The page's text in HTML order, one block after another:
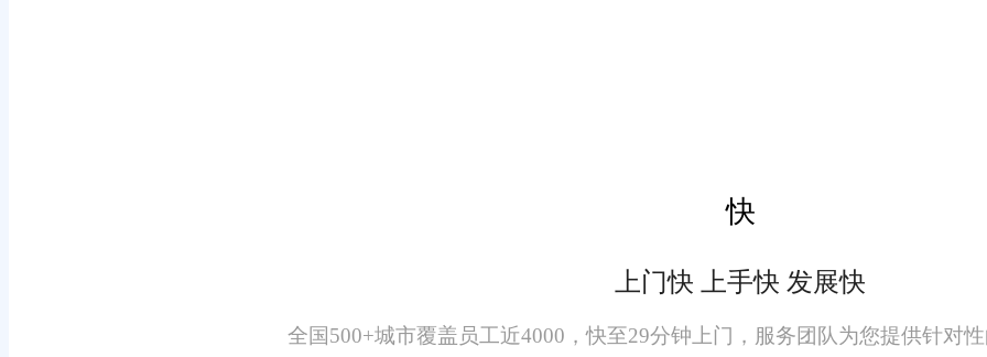
财务管理：提供全面的财务管理功能，包括应收账款、应付账款、成本核算
数据分析与报表：内置强大的数据分析工具，生成各类业务报表，帮助企业
快
上门快 上手快 发展快
全国500+城市覆盖员工近4000，快至29分钟上门，服务团队为您提供针对